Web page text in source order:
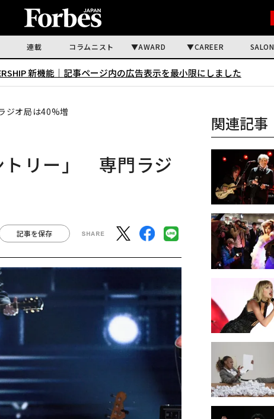
連載 コラムニスト AWARD CAREER SALON
新機能｜ 記事ページ内の広告表示を最小限にしました
ジオ局は40%増
トリー」 専門ラジ
記事を保存
関連記事